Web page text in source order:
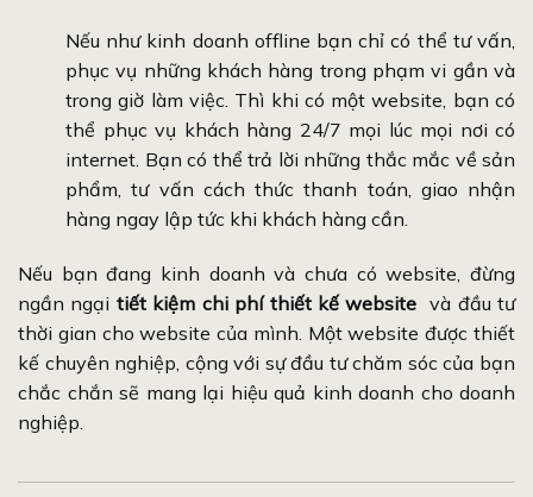
Nếu như kinh doanh offline bạn chỉ có thể tư vấn,
phục vụ những khách hàng trong phạm vi gần và
trong giờ làm việc. Thì khi có một website, bạn có
thể phục vụ khách hàng 24/7 mọi lúc mọi nơi có
internet. Bạn có thể trả lời những thắc mắc về sản
phẩm, tư vấn cách thức thanh toán, giao nhận
hàng ngay lập tức khi khách hàng cần.
Nếu bạn đang kinh doanh và chưa có website, đừng
ngần ngại tiết kiệm chi phí thiết kế website và đầu tư
thời gian cho website của mình. Một website được thiết
kế chuyên nghiệp, cộng với sự đầu tư chăm sóc của bạn
chắc chắn sẽ mang lại hiệu quả kinh doanh cho doanh
nghiệp.